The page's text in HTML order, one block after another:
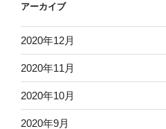
アーカイブ
2020年12月
2020年11月
2020年10月
2020年9月